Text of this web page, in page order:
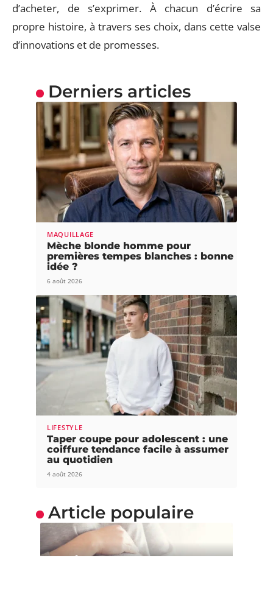
d’acheter, de s’exprimer. À chacun d’écrire sa
propre histoire, à travers ses choix, dans cette valse
d’innovations et de promesses.
Derniers articles
MAQUILLAGE
Mèche blonde homme pour
premières tempes blanches : bonne
idée ?
6 août 2026
LIFESTYLE
Taper coupe pour adolescent : une
coiffure tendance facile à assumer
au quotidien
4 août 2026
Article populaire
BIEN-ÊTRE